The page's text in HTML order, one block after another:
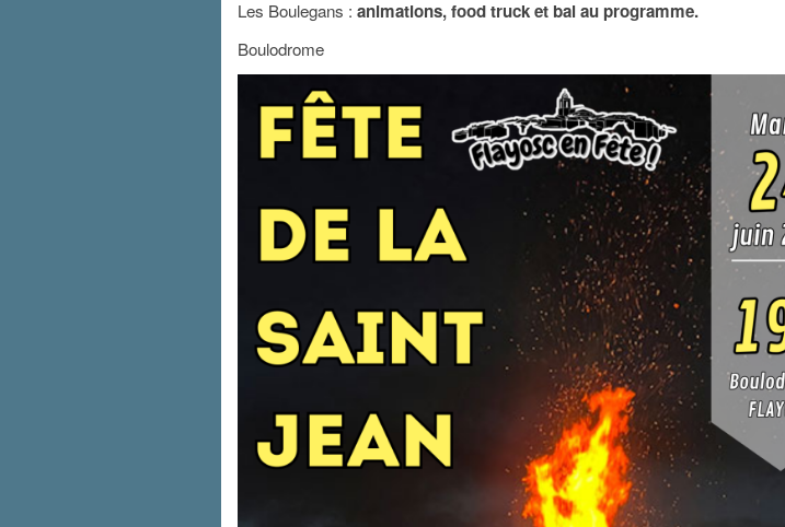
Les Boulegans : animations, food truck et bal au programme.
Boulodrome